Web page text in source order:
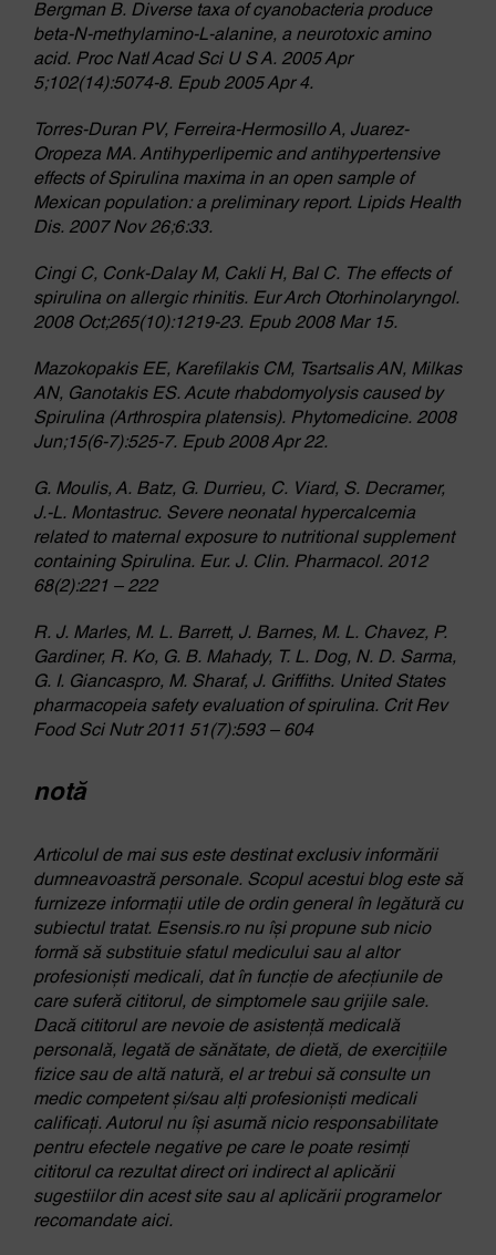
Bergman B. Diverse taxa of cyanobacteria produce
beta-N-methylamino-L-alanine, a neurotoxic amino
acid. Proc Natl Acad Sci U S A. 2005 Apr
5;102(14):5074-8. Epub 2005 Apr 4.
Torres-Duran PV, Ferreira-Hermosillo A, Juarez-
Oropeza MA. Antihyperlipemic and antihypertensive
effects of Spirulina maxima in an open sample of
Mexican population: a preliminary report. Lipids Health
Dis. 2007 Nov 26;6:33.
Cingi C, Conk-Dalay M, Cakli H, Bal C. The effects of
spirulina on allergic rhinitis. Eur Arch Otorhinolaryngol.
2008 Oct;265(10):1219-23. Epub 2008 Mar 15.
Mazokopakis EE, Karefilakis CM, Tsartsalis AN, Milkas
AN, Ganotakis ES. Acute rhabdomyolysis caused by
Spirulina (Arthrospira platensis). Phytomedicine. 2008
Jun;15(6-7):525-7. Epub 2008 Apr 22.
G. Moulis, A. Batz, G. Durrieu, C. Viard, S. Decramer,
J.-L. Montastruc. Severe neonatal hypercalcemia
related to maternal exposure to nutritional supplement
containing Spirulina. Eur. J. Clin. Pharmacol. 2012
68(2):221 – 222
R. J. Marles, M. L. Barrett, J. Barnes, M. L. Chavez, P.
Gardiner, R. Ko, G. B. Mahady, T. L. Dog, N. D. Sarma,
G. I. Giancaspro, M. Sharaf, J. Griffiths. United States
pharmacopeia safety evaluation of spirulina. Crit Rev
Food Sci Nutr 2011 51(7):593 – 604
notă
Articolul de mai sus este destinat exclusiv informării
dumneavoastră personale. Scopul acestui blog este să
furnizeze informații utile de ordin general în legătură cu
subiectul tratat. Esensis.ro nu își propune sub nicio
formă să substituie sfatul medicului sau al altor
profesioniști medicali, dat în funcție de afecțiunile de
care suferă cititorul, de simptomele sau grijile sale.
Dacă cititorul are nevoie de asistență medicală
personală, legată de sănătate, de dietă, de exercițiile
fizice sau de altă natură, el ar trebui să consulte un
medic competent și/sau alți profesioniști medicali
calificați. Autorul nu își asumă nicio responsabilitate
pentru efectele negative pe care le poate resimți
cititorul ca rezultat direct ori indirect al aplicării
sugestiilor din acest site sau al aplicării programelor
recomandate aici.